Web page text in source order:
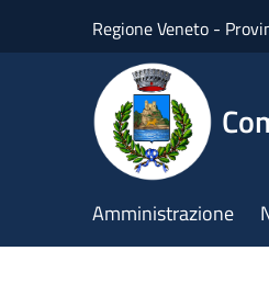
Regione Veneto -
Amministrazione